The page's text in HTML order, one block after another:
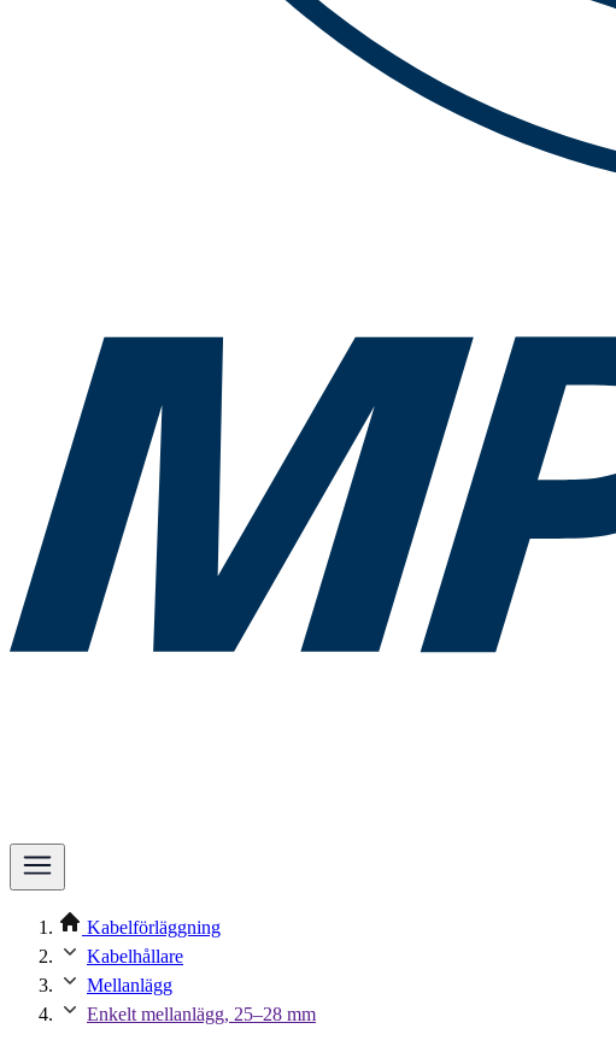
Kabelförläggning
Kabelhållare
Mellanlägg
Enkelt mellanlägg, 25–28 mm